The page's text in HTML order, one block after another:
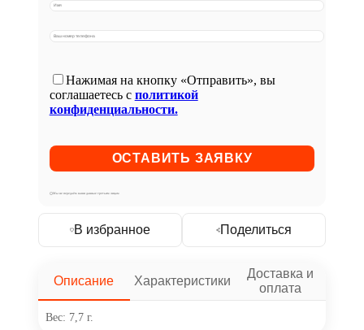
Нажимая на кнопку «Отправить», вы
соглашаетесь с политикой
конфиденциальности.
Мы не передаём ваши данные третьим лицам
В избранное Поделиться
Описание Характеристики
Доставка и
оплата
Вес: 7,7 г.